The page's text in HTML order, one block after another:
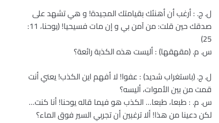
ل. ج. : أرغب أن أهنئك بقيامتك المجيدة! و هي تشهد على
صدقك حين قلت: من آمن بي و إن مات فسيحيا! (يوحنا، 11:
25)
س. م. (مقهقها) : أليست هذه الكذبة رائعة؟
ل. ج. (باستغراب شديد) : عفوا! لا أفهم اين الكذب! يعني أنت
قمت من بين الأموات، أليسه؟
س. م. : طبعا، طبعا… الكذب هو فيما قاله يوحنا! أنا كنت…
لكن دعينا من هذا! ألا ترغبين أن تجربي السير فوق الماء؟